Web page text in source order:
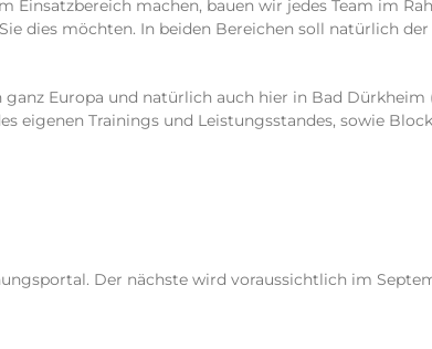
machen, bauen wir jedes Team im
dies möchten. In beiden Bereichen soll natürlich
Europa und natürlich auch hier in Bad Dürkheim
eigenen Trainings und Leistungsstandes, sowie
Der nächste wird voraussichtlich im